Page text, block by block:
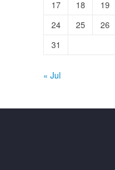
17
18 19
24
25 26
31
« Jul